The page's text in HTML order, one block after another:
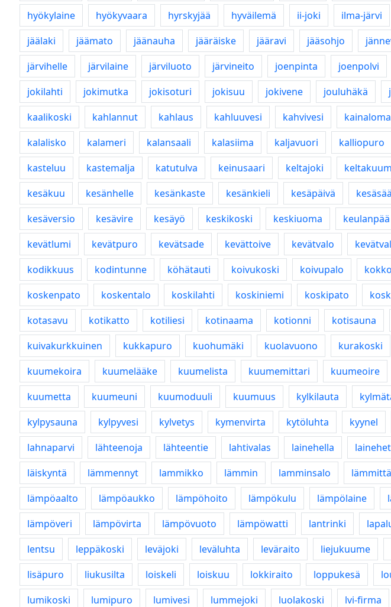
hyökylaine
hyökyvaara hyrskyjää hyväilemä ii-joki ilma-järvi
jäälaki
jäämato jäänauha jääräiske jääravi jääsohjo
järvihelle
järvilaine järviluoto järvineito joenpinta joenpolvi
jokilahti
jokimutka jokisoturi jokisuu jokivene jouluhäkä
kaalikoski
kahlannut kahlaus kahluuvesi kahvivesi
kalalisko
kalameri kalansaali kalasiima kaljavuori kalliopuro
kasteluu
kastemalja katutulva keinusaari keltajoki
kesäkuu
kesänhelle kesänkaste kesänkieli kesäpäivä kesäsää
kesäversio
kesävire kesäyö keskikoski keskiuoma keulanpää
kevätlumi
kevätpuro kevätsade kevättoive kevätvalo
kodikkuus
kodintunne köhätauti koivukoski koivupalo
koskenpato
koskentalo koskilahti koskiniemi koskipato
kotasavu
kotikatto kotiliesi kotinaama kotionni kotisauna
kuivakurkkuinen
kukkapuro kuohumäki kuolavuono kurakoski
kuumekoira
kuumelääke kuumelista kuumemittari kuumeoire
kuumetta
kuumeuni kuumoduuli kuumuus kylkilauta
kylpysauna
kylpyvesi kylvetys kymenvirta kytöluhta kyynel
lahnaparvi
lähteenoja lähteentie lahtivalas lainehella
läiskyntä
lämmennyt lammikko lämmin lamminsalo
lämpöaalto
lämpöaukko lämpöhoito lämpökulu lämpölaine
lämpöveri
lämpövirta lämpövuoto lämpöwatti lantrinki
lentsu
leppäkoski leväjoki leväluhta leväraito liejukuume
lisäpuro
liukusilta loiskeli loiskuu lokkiraito loppukesä
lumikoski
lumipuro lumivesi lummejoki luolakoski lvi-firma